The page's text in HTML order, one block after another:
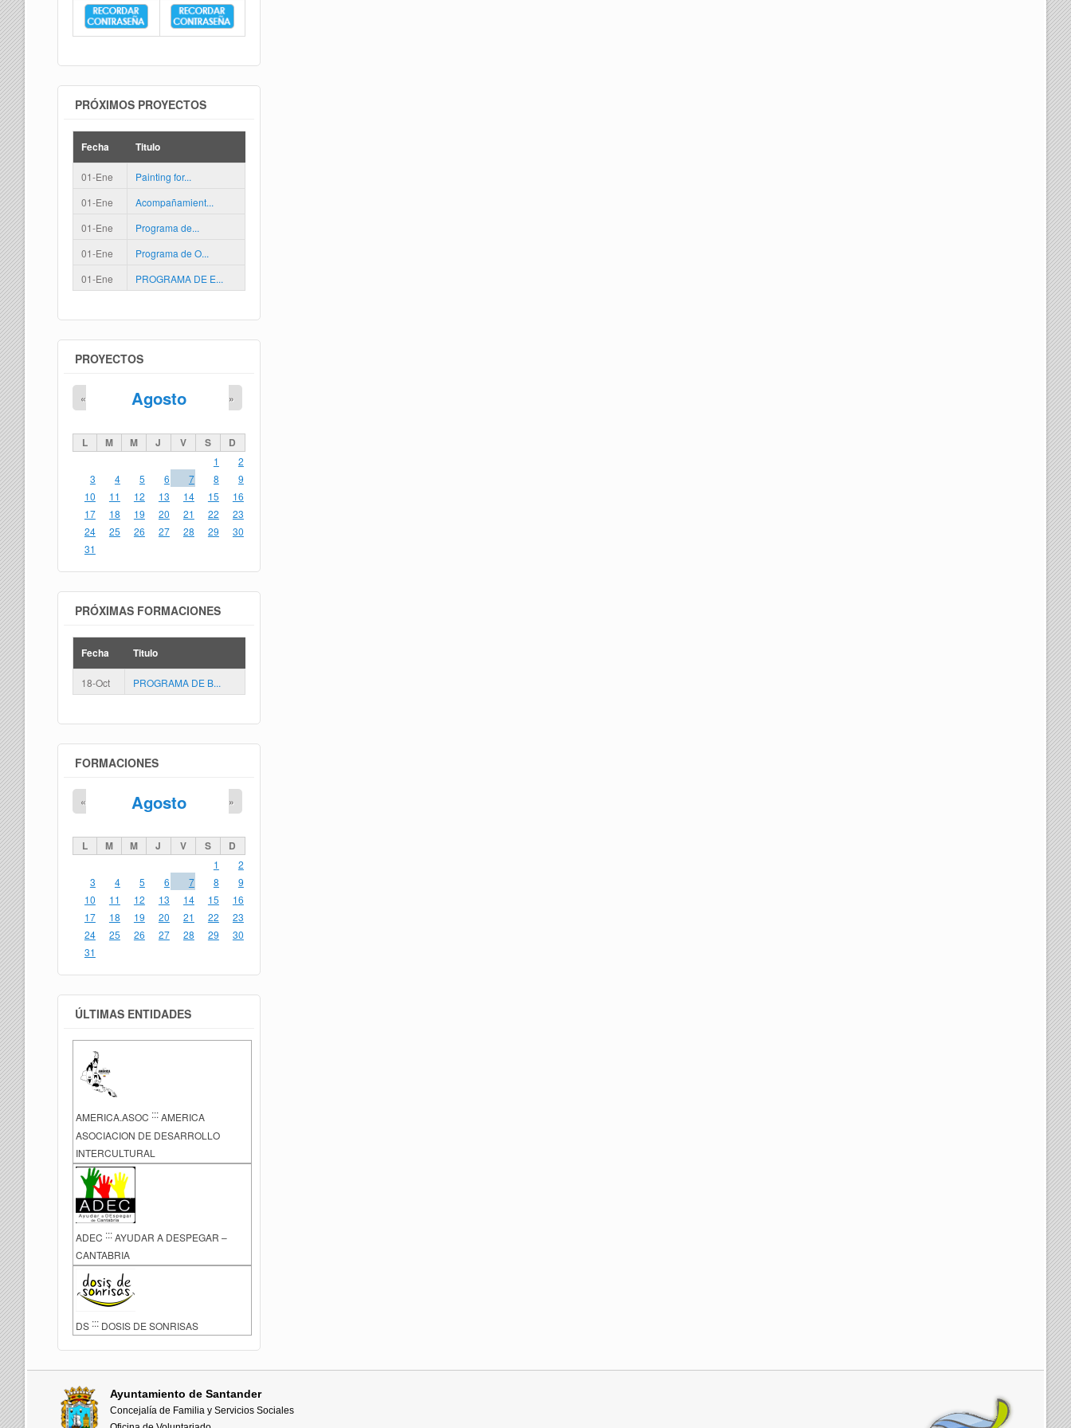
PRÓXIMOS PROYECTOS
Fecha Titulo
01-Ene
Painting for...
01-Ene
Acompañamient...
01-Ene
Programa de...
01-Ene
Programa de O...
01-Ene
PROGRAMA DE E...
PROYECTOS
Agosto
« »
L M M J V S D
1
2
3
4 5 6 7 8
9
10
11 12 13 14 15
16
17
18 19 20 21 22
23
24
25 26 27 28 29
30
31
PRÓXIMAS FORMACIONES
Fecha Titulo
18-Oct PROGRAMA DE B...
FORMACIONES
Agosto
« »
L M M J V S D
1
2
3
4 5 6 7 8
9
10
11 12 13 14 15
16
17
18 19 20 21 22
23
24
25 26 27 28 29
30
31
ÚLTIMAS ENTIDADES
AMERICA.ASOC :::AMERICA
ASOCIACION DE DESARROLLO
INTERCULTURAL
ADEC ::: AYUDAR A DESPEGAR –
CANTABRIA
DS ::: DOSIS DE SONRISAS
Ayuntamiento de Santander
Concejalía de Familia y Servicios Sociales